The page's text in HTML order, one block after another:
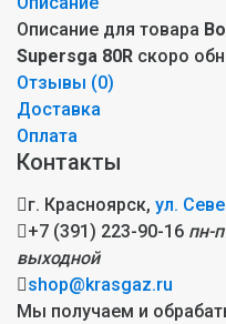
Описание для товара
Supersga 80R скоро
Отзывы (0)
Доставка
Оплата
Контакты
г. Красноярск, ул.
+7 (391) 223-90-16 пн-
выходной
shop@krasgaz.ru
Мы получаем и